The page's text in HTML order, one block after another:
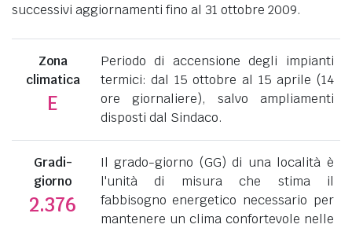
successivi aggiornamenti fino al 31 ottobre 2009.
Zona
climatica
E
Periodo di accensione degli impianti
termici: dal 15 ottobre al 15 aprile (14
ore giornaliere), salvo ampliamenti
disposti dal Sindaco.
Gradi-
giorno
2.376
Il grado-giorno (GG) di una località è
l'unità di misura che stima il
fabbisogno energetico necessario per
mantenere un clima confortevole nelle